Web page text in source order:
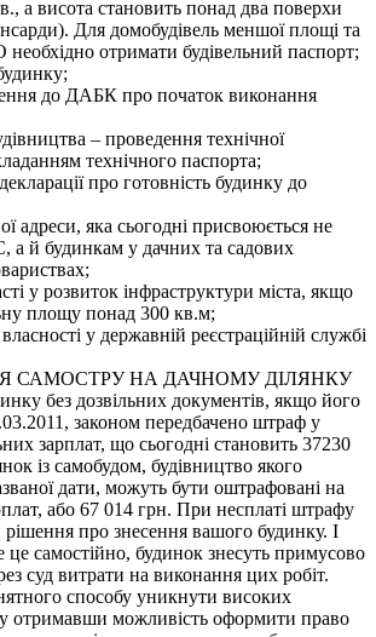
а висота становить понад два поверхи
Для домобудівель меншої площі та
необхідно отримати будівельний паспорт;
до ДАБК про початок виконання
– проведення технічної
технічного паспорта;
про готовність будинку до
адреси, яка сьогодні присвоюється не
а й будинкам у дачних та садових
у розвиток інфраструктури міста, якщо
площу понад 300 кв.м;
у державній реєстраційній службі
САМОСТРУ НА ДАЧНОМУ ДІЛЯНКУ
без дозвільних документів, якщо його
законом передбачено штраф у
зарплат, що сьогодні становить 37230
із самобудом, будівництво якого
дати, можуть бути оштрафовані на
або 67 014 грн. При несплаті штрафу
про знесення вашого будинку. І
самостійно, будинок знесуть примусово
суд витрати на виконання цих робіт.
способу уникнути високих
отримавши можливість оформити право